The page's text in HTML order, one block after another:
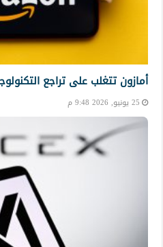
أمازون تتغلب على تراجع
25 يونيو, 2026 9:48 م